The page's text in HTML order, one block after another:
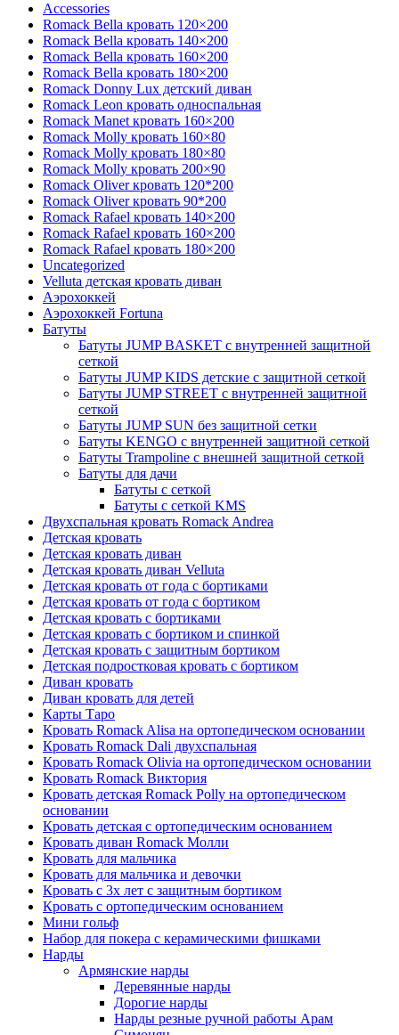
Accessories
Romack Bella кровать 120×200
Romack Bella кровать 140×200
Romack Bella кровать 160×200
Romack Bella кровать 180×200
Romack Donny Lux детский диван
Romack Leon кровать односпальная
Romack Manet кровать 160×200
Romack Molly кровать 160×80
Romack Molly кровать 180×80
Romack Molly кровать 200×90
Romack Oliver кровать 120*200
Romack Oliver кровать 90*200
Romack Rafael кровать 140×200
Romack Rafael кровать 160×200
Romack Rafael кровать 180×200
Uncategorized
Velluta детская кровать диван
Аэрохоккей
Аэрохоккей Fortuna
Батуты
Батуты JUMP BASKET с внутренней защитной
сеткой
Батуты JUMP KIDS детские с защитной сеткой
Батуты JUMP STREET с внутренней защитной
сеткой
Батуты JUMP SUN без защитной сетки
Батуты KENGO с внутренней защитной сеткой
Батуты Trampoline с внешней защитной сеткой
Батуты для дачи
Батуты с сеткой
Батуты с сеткой KMS
Двухспальная кровать Romack Andrea
Детская кровать
Детская кровать диван
Детская кровать диван Velluta
Детская кровать от года с бортиками
Детская кровать от года с бортиком
Детская кровать с бортиками
Детская кровать с бортиком и спинкой
Детская кровать с защитным бортиком
Детская подростковая кровать с бортиком
Диван кровать
Диван кровать для детей
Карты Таро
Кровать Romack Alisa на ортопедическом основании
Кровать Romack Dali двухспальная
Кровать Romack Olivia на ортопедическом основании
Кровать Romack Виктория
Кровать детская Romack Polly на ортопедическом
основании
Кровать детская с ортопедическим основанием
Кровать диван Romack Молли
Кровать для мальчика
Кровать для мальчика и девочки
Кровать с 3х лет с защитным бортиком
Кровать с ортопедическим основанием
Мини гольф
Набор для покера с керамическими фишками
Нарды
Армянские нарды
Деревянные нарды
Дорогие нарды
Нарды резные ручной работы Арам